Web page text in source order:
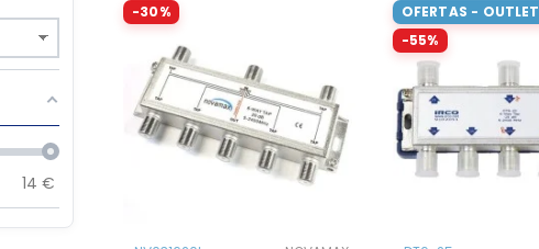
-30%
OFERTAS - OUTLET
-55%
14 €